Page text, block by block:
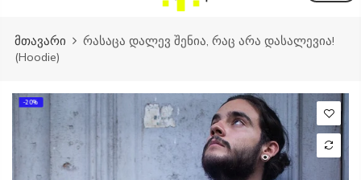
მთავარი
რასაცა დალევ შენია, რაც არა დასალევია!
(Hoodie)
-20%